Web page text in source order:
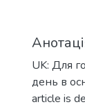
UK: Для
день в
article is